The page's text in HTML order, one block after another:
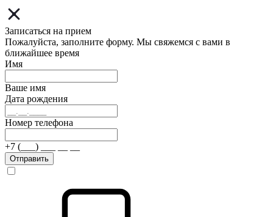
Записаться на прием
Пожалуйста, заполните форму. Мы свяжемся с вами в
ближайшее время
Имя
Ваше имя
Дата рождения
Номер телефона
+7 (___) ___ __ __
Отправить